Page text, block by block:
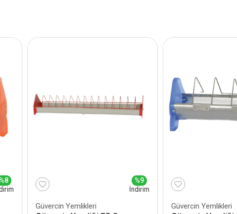
%8
%9
İndirim
Güvercin Yemlikleri Güvercin Yemlikleri